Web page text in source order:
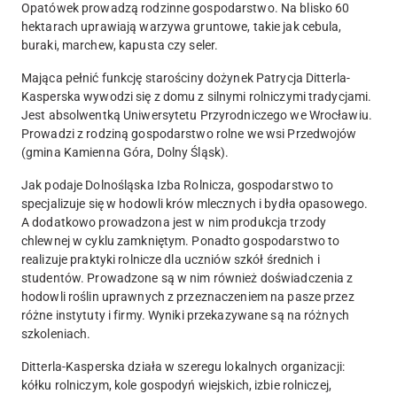
Opatówek prowadzą rodzinne gospodarstwo. Na blisko 60
hektarach uprawiają warzywa gruntowe, takie jak cebula,
buraki, marchew, kapusta czy seler.
Mająca pełnić funkcję starościny dożynek Patrycja Ditterla-
Kasperska wywodzi się z domu z silnymi rolniczymi tradycjami.
Jest absolwentką Uniwersytetu Przyrodniczego we Wrocławiu.
Prowadzi z rodziną gospodarstwo rolne we wsi Przedwojów
(gmina Kamienna Góra, Dolny Śląsk).
Jak podaje Dolnośląska Izba Rolnicza, gospodarstwo to
specjalizuje się w hodowli krów mlecznych i bydła opasowego.
A dodatkowo prowadzona jest w nim produkcja trzody
chlewnej w cyklu zamkniętym. Ponadto gospodarstwo to
realizuje praktyki rolnicze dla uczniów szkół średnich i
studentów. Prowadzone są w nim również doświadczenia z
hodowli roślin uprawnych z przeznaczeniem na pasze przez
różne instytuty i firmy. Wyniki przekazywane są na różnych
szkoleniach.
Ditterla-Kasperska działa w szeregu lokalnych organizacji:
kółku rolniczym, kole gospodyń wiejskich, izbie rolniczej,